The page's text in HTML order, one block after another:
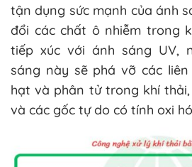
tận dụng sức mạnh của ánh
đổi các chất ô nhiễm trong
tiếp xúc với ánh sáng UV,
sáng này sẽ phá vỡ các
hạt và phân tử trong khí
và các gốc tự do có tính oxi